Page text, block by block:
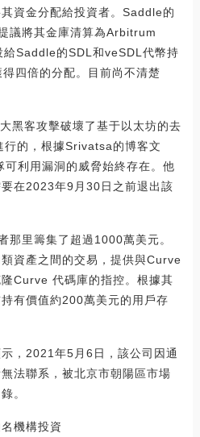
資金分配給投資者。Saddle的
議將其金庫清算為Arbitrum
Saddle的SDL和veSDL代幣持
四倍的分配。目前尚不清楚
黑客攻擊破壞了基于以太坊的去
的，根據Srivatsa的博客文
利用漏洞的威脅始終存在。他
在2023年9月30日之前退出該
那里籌集了超過1000萬美元。
資產之間的交易，提供與Curve
Curve 代碼庫的指控。根據其
有價值約200萬美元的用戶存
，2021年5月6日，該公司因通
法聯系，被北京市朝陽區市場
。
機構投資